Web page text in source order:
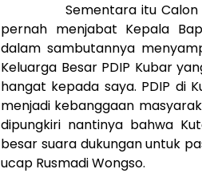
Sementara itu Calon
pernah menjabat Kepala
dalam sambutannya
Keluarga Besar PDIP Kubar
hangat kepada saya. PDIP di
menjadi kebanggaan
dipungkiri nantinya bahwa
besar suara dukungan untuk
ucap Rusmadi Wongso.